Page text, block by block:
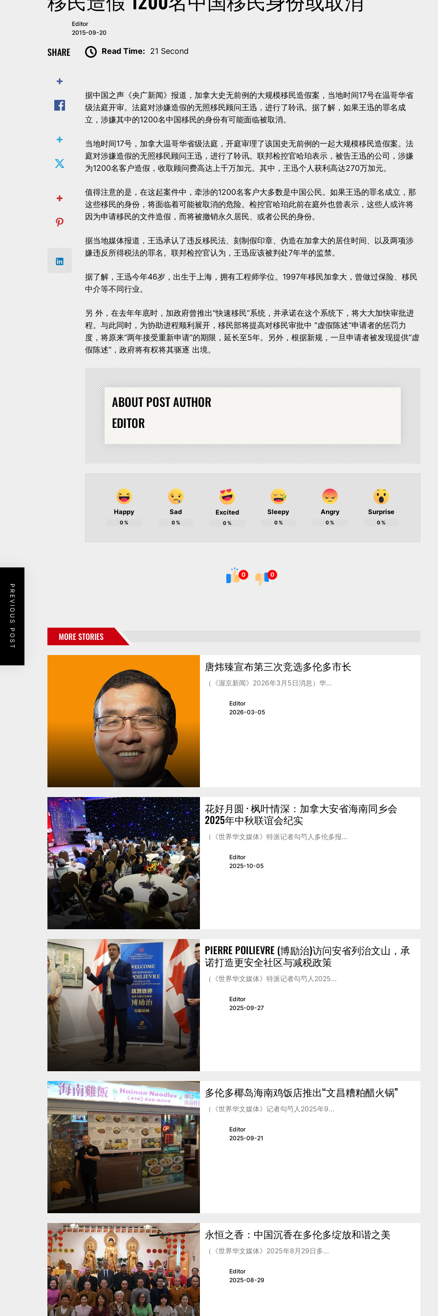
Editor
2015-09-20
SHARE Read Time: 21 Second
据中国之声《央广新闻》报道，加拿大史无前例的大规模移民造假案，当地时间17号在温哥华省
级法庭开审。法庭对涉嫌造假的无照移民顾问王迅，进行了聆讯。据了解，如果王迅的罪名成
立，涉嫌其中的1200名中国移民的身份有可能面临被取消。
当地时间17号，加拿大温哥华省级法庭，开庭审理了该国史无前例的一起大规模移民造假案。法
庭对涉嫌造假的无照移民顾问王迅，进行了聆讯。联邦检控官哈珀表示，被告王迅的公司，涉嫌
为1200名客户造假，收取顾问费高达上千万加元。其中，王迅个人获利高达270万加元。
值得注意的是，在这起案件中，牵涉的1200名客户大多数是中国公民。如果王迅的罪名成立，那
这些移民的身份，将面临着可能被取消的危险。检控官哈珀此前在庭外也曾表示，这些人或许将
因为申请移民的文件造假，而将被撤销永久居民、或者公民的身份。
据当地媒体报道，王迅承认了违反移民法、刻制假印章、伪造在加拿大的居住时间、以及两项涉
嫌违反所得税法的罪名。联邦检控官认为，王迅应该被判处7年半的监禁。
据了解，王迅今年46岁，出生于上海，拥有工程师学位。1997年移民加拿大，曾做过保险、移民
中介等不同行业。
另 外，在去年年底时，加政府曾推出“快速移民”系统，并承诺在这个系统下，将大大加快审批进
程。与此同时，为协助进程顺利展开，移民部将提高对移民审批中 “虚假陈述”申请者的惩罚力
度，将原来“两年接受重新申请”的期限，延长至5年。另外，根据新规，一旦申请者被发现提供“虚
假陈述”，政府将有权将其驱逐 出境。
ABOUT POST AUTHOR
EDITOR
Happy
0%
Sad
0%
Excited
0%
Sleepy
0%
Angry
0%
Surprise
0%
0 0
PREVIOUS POST MORE STORIES
唐炜臻宣布第三次竞选多伦多市长
（《渥京新闻》2026年3月5日消息）华...
Editor
2026-03-05
花好月圆 · 枫叶情深：加拿大安省海南同乡会
2025年中秋联谊会纪实
（《世界华文媒体》特派记者勾芍人多伦多报...
Editor
2025-10-05
PIERRE POILIEVRE (博励治)访问安省列治文山，承
诺打造更安全社区与减税政策
（《世界华文媒体》特派记者勾芍人2025...
Editor
2025-09-27
多伦多椰岛海南鸡饭店推出“文昌糟粕醋火锅”
（《世界华文媒体》记者勾芍人2025年9...
Editor
2025-09-21
永恒之香：中国沉香在多伦多绽放和谐之美
（《世界华文媒体》2025年8月29日多...
Editor
2025-08-29